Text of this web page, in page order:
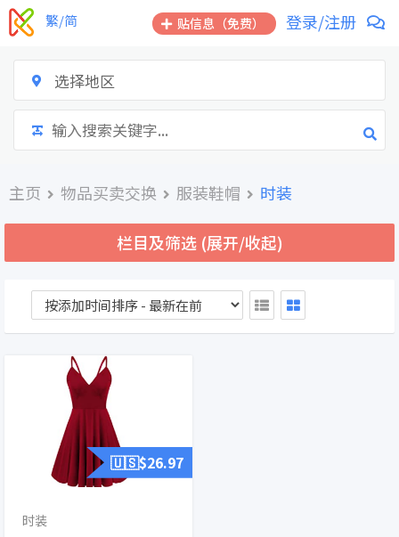
跳
到
贴信息（免费） 登录/注册
繁/简
选择地区
主页 物品买卖交换 服装鞋帽 时装
栏目及筛选 (展开/收起)
🇺🇸$26.97
时装